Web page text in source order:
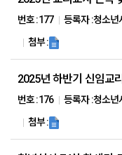
번호 :177 등록자 :청소년
첨부 :
2025년 하반기 신임교
번호 :176 등록자 :청소년
첨부 :